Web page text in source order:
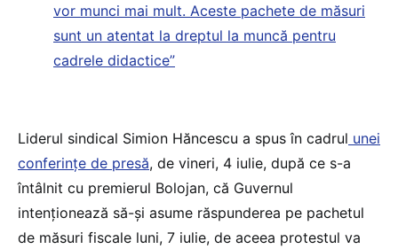
vor munci mai mult. Aceste pachete de măsuri
sunt un atentat la dreptul la muncă pentru
cadrele didactice”
Liderul sindical Simion Hăncescu a spus în cadrul unei
conferințe de presă, de vineri, 4 iulie, după ce s-a
întâlnit cu premierul Bolojan, că Guvernul
intenționează să-și asume răspunderea pe pachetul
de măsuri fiscale luni, 7 iulie, de aceea protestul va